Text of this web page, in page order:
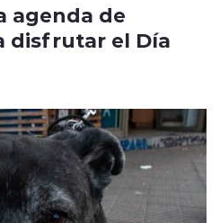
agenda de
disfrutar el Día